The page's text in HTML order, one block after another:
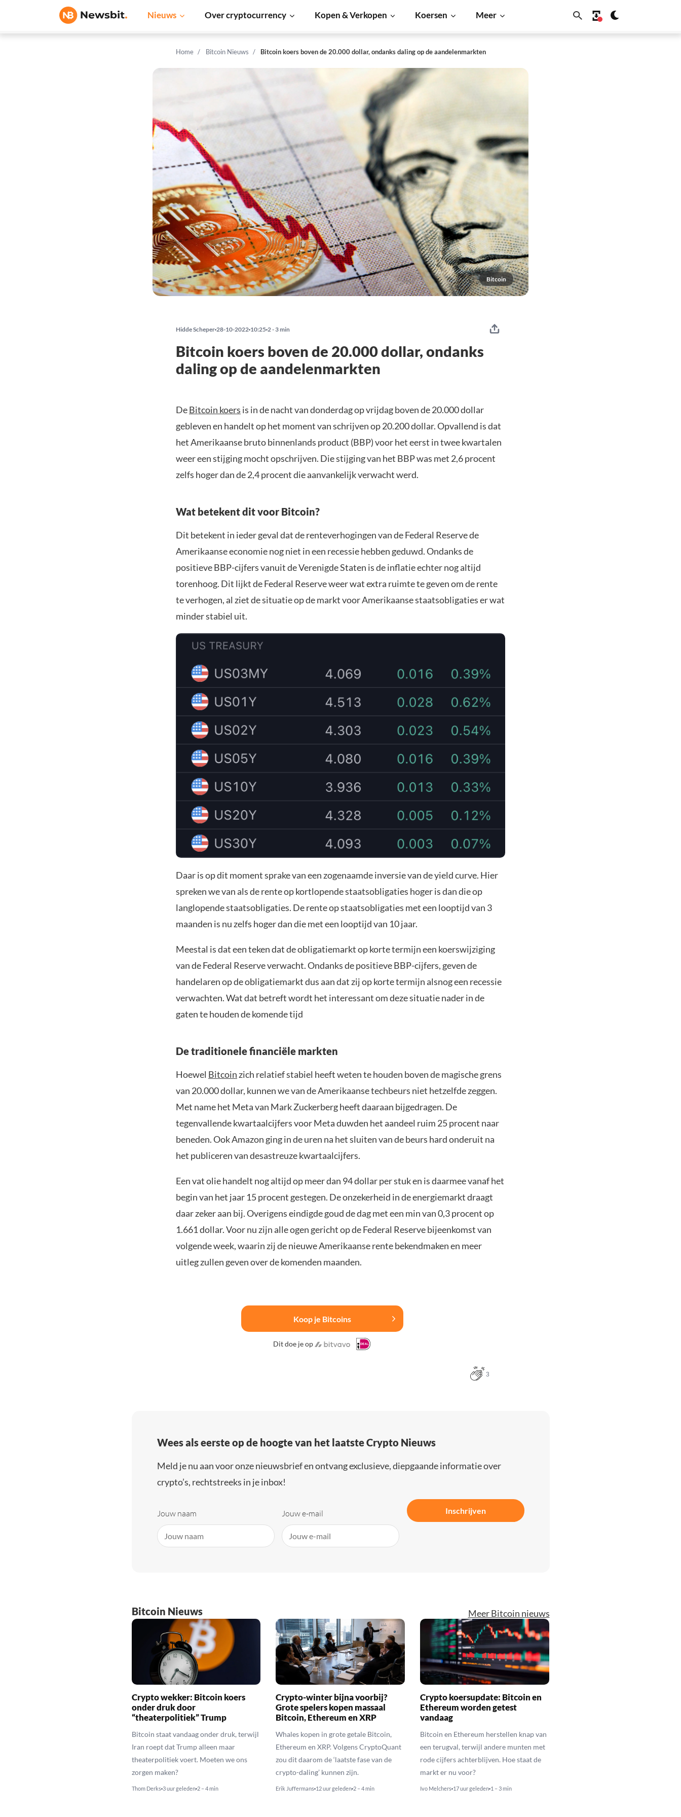
Nieuws Over cryptocurrency Kopen & Verkopen Koersen Meer
Home Bitcoin Nieuws Bitcoin koers boven de 20.000 dollar, ondanks daling op de aandelenmarkten
Bitcoin
Hidde Scheper 28-10-2022 10:25 2 - 3 min
Bitcoin koers boven de 20.000 dollar, ondanks
daling op de aandelenmarkten
DeBitcoin koers is in de nacht van donderdag op vrijdag boven de 20.000 dollar
gebleven en handelt op het moment van schrijven op 20.200 dollar. Opvallend is dat
het Amerikaanse bruto binnenlands product (BBP) voor het eerst in twee kwartalen
weer een stijging mocht opschrijven. Die stijging van het BBP was met 2,6 procent
zelfs hoger dan de 2,4 procent die aanvankelijk verwacht werd.
Wat betekent dit voor Bitcoin?
Dit betekent in ieder geval dat de renteverhogingen van de Federal Reserve de
Amerikaanse economie nog niet in een recessie hebben geduwd. Ondanks de
positieve BBP-cijfers vanuit de Verenigde Staten is de inflatie echter nog altijd
torenhoog. Dit lijkt de Federal Reserve weer wat extra ruimte te geven om de rente
te verhogen, al ziet de situatie op de markt voor Amerikaanse staatsobligaties er wat
minder stabiel uit.
Daar is op dit moment sprake van een zogenaamde inversie van de yield curve. Hier
spreken we van als de rente op kortlopende staatsobligaties hoger is dan die op
langlopende staatsobligaties. De rente op staatsobligaties met een looptijd van 3
maanden is nu zelfs hoger dan die met een looptijd van 10 jaar.
Meestal is dat een teken dat de obligatiemarkt op korte termijn een koerswijziging
van de Federal Reserve verwacht. Ondanks de positieve BBP-cijfers, geven de
handelaren op de obligatiemarkt dus aan dat zij op korte termijn alsnog een recessie
verwachten. Wat dat betreft wordt het interessant om deze situatie nader in de
gaten te houden de komende tijd
De traditionele financiële markten
Hoewel Bitcoin zich relatief stabiel heeft weten te houden boven de magische grens
van 20.000 dollar, kunnen we van de Amerikaanse techbeurs niet hetzelfde zeggen.
Met name het Meta van Mark Zuckerberg heeft daaraan bijgedragen. De
tegenvallende kwartaalcijfers voor Meta duwden het aandeel ruim 25 procent naar
beneden. Ook Amazon ging in de uren na het sluiten van de beurs hard onderuit na
het publiceren van desastreuze kwartaalcijfers.
Een vat olie handelt nog altijd op meer dan 94 dollar per stuk en is daarmee vanaf het
begin van het jaar 15 procent gestegen. De onzekerheid in de energiemarkt draagt
daar zeker aan bij. Overigens eindigde goud de dag met een min van 0,3 procent op
1.661 dollar. Voor nu zijn alle ogen gericht op de Federal Reserve bijeenkomst van
volgende week, waarin zij de nieuwe Amerikaanse rente bekendmaken en meer
uitleg zullen geven over de komenden maanden.
Koop je Bitcoins
Dit doe je op
3
Wees als eerste op de hoogte van het laatste Crypto Nieuws
Meld je nu aan voor onze nieuwsbrief en ontvang exclusieve, diepgaande informatie over
crypto’s, rechtstreeks in je inbox!
Jouw naam Jouw e-mail Inschrijven
Bitcoin Nieuws Meer Bitcoin nieuws
Crypto wekker: Bitcoin koers
onder druk door
“theaterpolitiek” Trump
Bitcoin staat vandaag onder druk, terwijl
Iran roept dat Trump alleen maar
theaterpolitiek voert. Moeten we ons
zorgen maken?
Thom Derks 3 uur geleden 2 – 4 min
Crypto-winter bijna voorbij?
Grote spelers kopen massaal
Bitcoin, Ethereum en XRP
Whales kopen in grote getale Bitcoin,
Ethereum en XRP. Volgens CryptoQuant
zou dit daarom de ‘laatste fase van de
crypto-daling’ kunnen zijn.
Erik Juffermans 12 uur geleden 2 – 4 min
Crypto koersupdate: Bitcoin en
Ethereum worden getest
vandaag
Bitcoin en Ethereum herstellen knap van
een terugval, terwijl andere munten met
rode cijfers achterblijven. Hoe staat de
markt er nu voor?
Ivo Melchers 17 uur geleden 1 – 3 min